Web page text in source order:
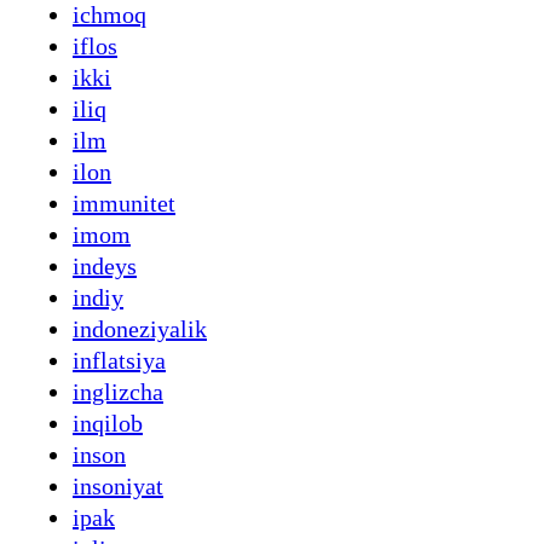
ichmoq
iflos
ikki
iliq
ilm
ilon
immunitet
imom
indeys
indiy
indoneziyalik
inflatsiya
inglizcha
inqilob
inson
insoniyat
ipak